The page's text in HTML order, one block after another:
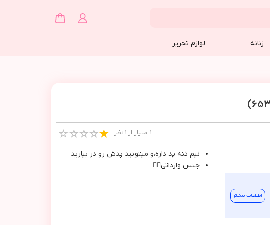
زنانه لوازم تحریر
1 امتیاز از 1 نظر
اطلاعات بیشتر
نيم تنه پد داره،و ميتونيد پدش رو در بياريد
جنس وارداتي👌🏻